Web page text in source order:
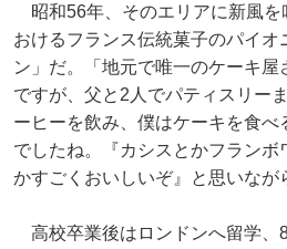
昭和56年、そのエリアに新風を
おけるフランス伝統菓子のパイオ
ン」だ。「地元で唯一のケーキ
ですが、父と2人でパティスリー
ーヒーを飲み、僕はケーキを食
でしたね。『カシスとかフランボ
かすごくおいしいぞ』と思いなが
高校卒業後はロンドンへ留学、